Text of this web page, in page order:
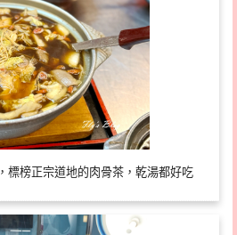
標榜正宗道地的肉骨茶，乾湯都好吃